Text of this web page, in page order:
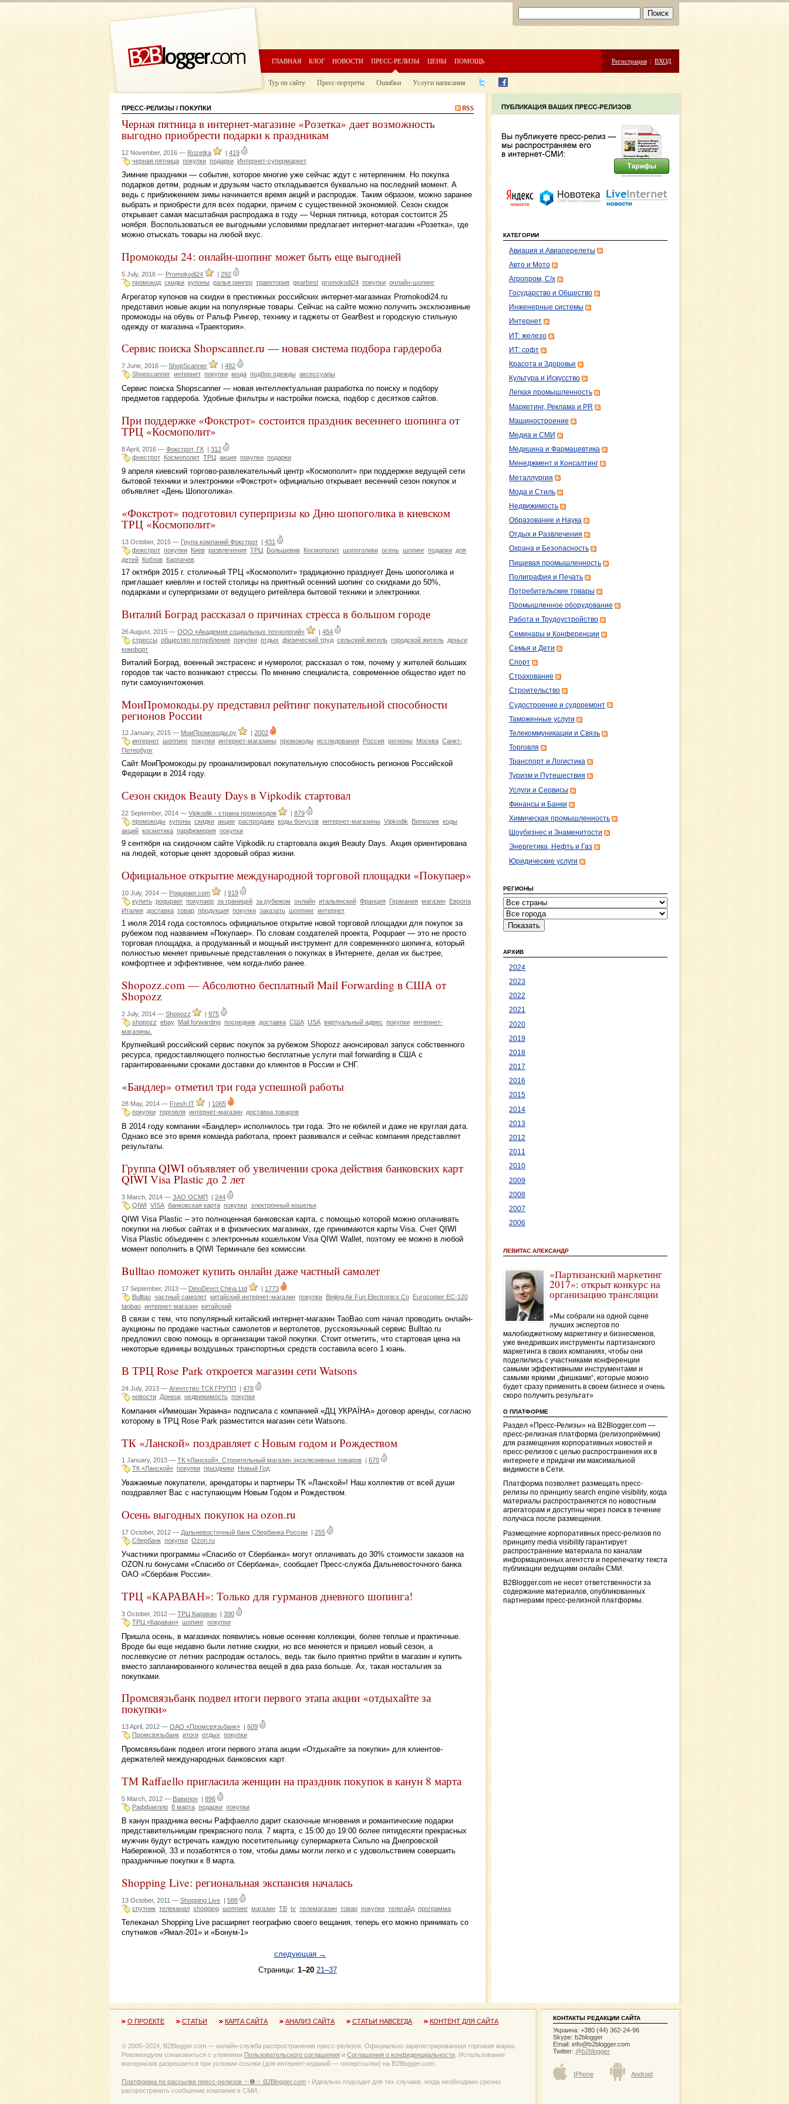
ГЛАВНАЯ БЛОГ НОВОСТИ ПРЕСС-РЕЛИЗЫ ЦЕНЫ ПОМОЩЬ Регистрация | ВХОД
Тур по сайту Пресс-портреты Ошибки Услуги написания
ПРЕСС-РЕЛИЗЫ / ПОКУПКИ
Черная пятница в интернет-магазине «Розетка» дает возможность
выгодно приобрести подарки к праздникам
12 November, 2016 — Rozetka | 419
черная пятница покупки подарки Интернет-супермаркет
Зимние праздники — событие, которое многие уже сейчас ждут с нетерпением. Но покупка
подарков детям, родным и друзьям часто откладывается буквально на последний момент. А
ведь с приближением зимы начинается время акций и распродаж. Таким образом, можно заранее
выбрать и приобрести для всех подарки, причем с существенной экономией. Сезон скидок
открывает самая масштабная распродажа в году — Черная пятница, которая состоится 25
ноября. Воспользоваться ее выгодными условиями предлагает интернет-магазин «Розетка», где
можно отыскать товары на любой вкус.
Промокоды 24: онлайн-шопинг может быть еще выгодней
5 July, 2016 — Promokodi24 | 292
промокод скидки купоны ралья рингер траектория gearbest promokodi24 покупки онлайн-шопинг
Агрегатор купонов на скидки в престижных российских интернет-магазинах Promokodi24.ru
представил новые акции на популярные товары. Сейчас на сайте можно получить эксклюзивные
промокоды на обувь от Ральф Рингер, технику и гаджеты от GearBest и городскую стильную
одежду от магазина «Траектория».
Сервис поиска Shopscanner.ru — новая система подбора гардероба
7 June, 2016 — ShopScanner
482
Shopscanner интернет покупки мода подбор одежды аксессуары
Сервис поиска Shopscanner — новая интеллектуальная разработка по поиску и подбору
предметов гардероба. Удобные фильтры и настройки поиска, подбор с десятков сайтов.
При поддержке «Фокстрот» состоится праздник весеннего шопинга от
ТРЦ «Космополит»
8 April, 2016 — Фокстрот, ГК | 312
фокстрот Космополит ТРЦ акция покупки подарки
9 апреля киевский торгово-развлекательный центр «Космополит» при поддержке ведущей сети
бытовой техники и электроники «Фокстрот» официально открывает весенний сезон покупок и
объявляет «День Шопоголика».
«Фокстрот» подготовил суперпризы ко Дню шопоголика в киевском
ТРЦ «Космополит»
13 October, 2015 — Група компаний Фокстрот | 431
фокстрот покупки Киев развлечения ТРЦ Большевик Космополит шопоголики осень шопинг подарки для
детей Кобзов Карпачев
17 октября 2015 г. столичный ТРЦ «Космополит» традиционно празднует День шопоголика и
приглашает киевлян и гостей столицы на приятный осенний шопинг со скидками до 50%,
подарками и суперпризами от ведущего ритейлера бытовой техники и электроники.
Виталий Боград рассказал о причинах стресса в большом городе
26 August, 2015 — ООО «Академия социальных технологий» | 454
стрессы общество потребления покупки отдых физический труд сельский житель городской житель деньги
комфорт
Виталий Боград, военный экстрасенс и нумеролог, рассказал о том, почему у жителей больших
городов так часто возникают стрессы. По мнению специалиста, современное общество идет по
пути самоуничтожения.
МоиПромокоды.ру представил рейтинг покупательной способности
регионов России
12 January, 2015 — МоиПромокоды.ру
2002
интернет шоппинг покупки интернет-магазины промокоды исследования Россия регионы Москва Санкт-
Петербург
Сайт МоиПромокоды.ру проанализировал покупательную способность регионов Российской
Федерации в 2014 году.
Сезон скидок Beauty Days в Vipkodik стартовал
22 September, 2014 — Vipkodik - страна промокодов | 879
промокоды купоны скидки акции распродажи коды бонусов интернет-магазины Vipkodik Випколик коды
акций косметика парфюмерия покупки
9 сентября на скидочном сайте Vipkodik.ru стартовала акция Beauty Days. Акция ориентирована
на людей, которые ценят здоровый образ жизни.
Официальное открытие международной торговой площадки «Покупаер»
10 July, 2014 — Poqupaer.com | 919
купить poqupaer покупаер за границей за рубежом онлайн итальянский Франция Германия магазин Европа
Италия доставка товар продукция покупки заказать шоппинг интернет
1 июля 2014 года состоялось официальное открытие новой торговой площадки для покупок за
рубежом под названием «Покупаер». По словам создателей проекта, Poqupaer — это не просто
торговая площадка, а продуманный и мощный инструмент для современного шопинга, который
полностью меняет привычные представления о покупках в Интернете, делая их быстрее,
комфортнее и эффективнее, чем когда-либо ранее.
Shopozz.com — Абсолютно бесплатный Mail Forwarding в США от
Shopozz
2 July, 2014 — Shopozz | 975
shopozz ebay Mail forwarding посредник доставка США USA виртуальный адрес покупки интернет-
магазины.
Крупнейший российский сервис покупок за рубежом Shopozz анонсировал запуск собственного
ресурса, предоставляющего полностью бесплатные услуги mail forwarding в США с
гарантированными сроками доставки до клиентов в России и СНГ.
«Бандлер» отметил три года успешной работы
28 May, 2014 — Fresh IT
1065
покупки торговля интернет-магазин доставка товаров
В 2014 году компании «Бандлер» исполнилось три года. Это не юбилей и даже не круглая дата.
Однако все это время команда работала, проект развивался и сейчас компания представляет
результаты.
Группа QIWI объявляет об увеличении срока действия банковских карт
QIWI Visa Plastic до 2 лет
3 March, 2014 — ЗАО ОСМП | 244
QIWI VISA банковская карта покупки электронный кошельк
QIWI Visa Plastic – это полноценная банковская карта, с помощью которой можно оплачивать
покупки на любых сайтах и в физических магазинах, где принимаются карты Visa. Счет QIWI
Visa Plastic объединен с электронным кошельком Visa QIWI Wallet, поэтому ее можно в любой
момент пополнить в QIWI Терминале без комиссии.
Bulltao поможет купить онлайн даже частный самолет
17 September, 2013 — DinoDirect China Ltd | 1773
Bulltao частный самолет китайский интернет-магазин покупки Beijing Air Fun Electronics Co Eurocopter EC-120
taobao интернет-магазин китайский
В связи с тем, что популярный китайский интернет-магазин TaoBao.com начал проводить онлайн-
аукционы по продаже частных самолетов и вертолетов, русскоязычный сервис Bulltao.ru
предложил свою помощь в организации такой покупки. Стоит отметить, что стартовая цена на
некоторые единицы воздушных транспортных средств составила всего 1 юань.
В ТРЦ Rose Park откроется магазин сети Watsons
24 July, 2013 — Агентство ТСК ГРУПП
478
новости Донецк недвижимость покупки
Компания «Иммошан Украина» подписала с компанией «ДЦ УКРАЇНА» договор аренды, согласно
которому в ТРЦ Rose Park разместится магазин сети Watsons.
ТК «Ланской» поздравляет с Новым годом и Рождеством
1 January, 2013 — ТК «Ланской». Строительный магазин эксклюзивных товаров
670
ТК «Ланской» покупки праздники Новый Год
Уважаемые покупатели, арендаторы и партнеры ТК «Ланской»! Наш коллектив от всей души
поздравляет Вас с наступающим Новым Годом и Рождеством.
Осень выгодных покупок на ozon.ru
17 October, 2012 — Дальневосточный банк Сбербанка России | 255
Сбербанк покупки Ozon.ru
Участники программы «Спасибо от Сбербанка» могут оплачивать до 30% стоимости заказов на
OZON.ru бонусами «Спасибо от Сбербанка», сообщает Пресс-служба Дальневосточного банка
ОАО «Сбербанк России».
ТРЦ «КАРАВАН»: Только для гурманов дневного шопинга!
3 October, 2012 — ТРЦ Караван | 390
ТРЦ «Караван» шопинг покупки
Пришла осень, в магазинах появились новые осенние коллекции, более теплые и практичные.
Вроде бы еще недавно были летние скидки, но все меняется и пришел новый сезон, а
послевкусие от летних распродаж осталось, ведь так было приятно прийти в магазин и купить
вместо запланированного количества вещей в два раза больше. Ах, такая ностальгия за
покупками.
Промсвязьбанк подвел итоги первого этапа акции «отдыхайте за
покупки»
13 April, 2012 — ОАО «Промсвязьбанк»
609
Промсвязьбанк итоги отдых покупки
Промсвязьбанк подвел итоги первого этапа акции «Отдыхайте за покупки» для клиентов-
держателей международных банковских карт.
ТМ Raffaello пригласила женщин на праздник покупок в канун 8 марта
5 March, 2012 — Вавилон | 896
Раффаелло 8 марта подарки покупки
В канун праздника весны Раффаелло дарит сказочные мгновения и романтические подарки
представительницам прекрасного пола. 7 марта, с 15:00 до 19:00 более пятидесяти прекрасных
мужчин будут встречать каждую посетительницу супермаркета Сильпо на Днепровской
Набережной, 33 и позаботятся о том, чтобы дамы могли легко и с удовольствием совершить
праздничные покупки к 8 марта.
Shopping Live: региональная экспансия началась
13 October, 2011 — Shopping Live | 588
спутник телеканал shopping шоппинг магазин ТВ tv телемагазин товар покупки телегайд программа
Телеканал Shopping Live расширяет географию своего вещания, теперь его можно принимать со
спутников «Ямал-201» и «Бонум-1»
следующая →
Страницы: 1–20 21–37
КАТЕГОРИИ
Авиация и Авиаперелеты
Авто и Мото
Агропром, С/х
Государство и Общество
Инженерные системы
Интернет
ИТ: железо
ИТ: софт
Красота и Здоровье
Культура и Искусство
Легкая промышленность
Маркетинг, Реклама и PR
Машиностроение
Медиа и СМИ
Медицина и Фармацевтика
Менеджмент и Консалтинг
Металлургия
Мода и Стиль
Недвижимость
Образование и Наука
Отдых и Развлечения
Охрана и Безопасность
Пищевая промышленность
Полиграфия и Печать
Потребительские товары
Промышленное оборудование
Работа и Трудоустройство
Семинары и Конференции
Семья и Дети
Спорт
Страхование
Строительство
Судостроение и судоремонт
Таможенные услуги
Телекоммуникации и Связь
Торговля
Транспорт и Логистика
Туризм и Путешествия
Услуги и Сервисы
Финансы и Банки
Химическая промышленность
Шоубизнес и Знаменитости
Энергетика, Нефть и Газ
Юридические услуги
РЕГИОНЫ
АРХИВ
2024
2023
2022
2021
2020
2019
2018
2017
2016
2015
2014
2013
2012
2011
2010
2009
2008
2007
2006
ЛЕВИТАС АЛЕКСАНДР
«Партизанский маркетинг
2017»: открыт конкурс на
организацию трансляции
«Мы собрали на одной сцене
лучших экспертов по
малобюджетному маркетингу и бизнесменов,
уже внедривших инструменты партизанского
маркетинга в своих компаниях, чтобы они
поделились с участниками конференции
самыми эффективными инструментами и
самыми яркими „фишками“, которые можно
будет сразу применить в своем бизнесе и очень
скоро получить результат»
О ПЛАТФОРМЕ
Раздел «Пресс-Релизы» на B2Blogger.com —
пресс-релизная платформа (релизоприёмник)
для размещения корпоративных новостей и
пресс-релизов с целью распространения их в
интернете и придачи им максимальной
видимости в Сети.
Платформа позволяет размещать пресс-
релизы по принципу search engine visibility, когда
материалы распространяются по новостным
агрегаторам и доступны через поиск в течение
получаса после размещения.
Размещение корпоративных пресс-релизов по
принципу media visibility гарантирует
распространение материала по каналам
информационных агентств и перепечатку текста
публикации ведущими онлайн СМИ.
B2Blogger.com не несет ответственности за
содержание материалов, опубликованных
партнерами пресс-релизной платформы.
О ПРОЕКТЕ СТАТЬИ КАРТА САЙТА АНАЛИЗ САЙТА СТАТЬИ НАВСЕГДА КОНТЕНТ ДЛЯ САЙТА
© 2005−2024, B2Blogger.com — онлайн-служба распространения пресс-релизов. Официально зарегистрированная торговая марка.
Рекомендуем ознакомиться с уловиями Пользовательского соглашения и Соглашения о конфиденциальности . Использование
материалов разрешается при условии ссылки (для интернет-изданий — гиперссылки) на B2Blogger.com.
Платформа по рассылке пресс-релизов ☜❶☞ B2Blogger.com › Идеально подходит для тех случаев, когда необходимо срочно
распространить сообщение компании в СМИ.
КОНТАКТЫ РЕДАКЦИИ САЙТА
Украина: +380 (44) 362-24-96
Skype: b2blogger
Email: info@b2blogger.com
Twitter: @b2blogger
IPhone Android